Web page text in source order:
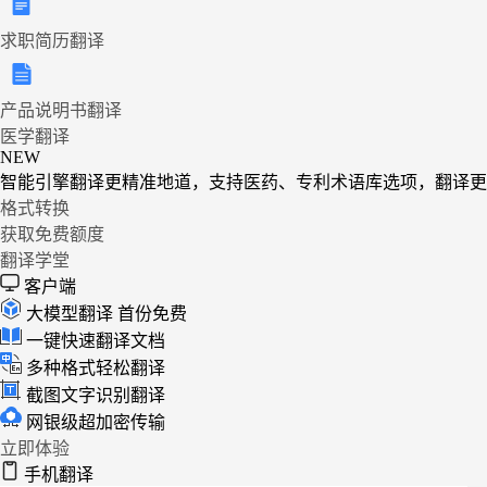
求职简历翻译
产品说明书翻译
医学翻译
NEW
智能引擎翻译更精准地道，支持医药、专利术语库选项，翻译
格式转换
获取免费额度
翻译学堂
客户端
大模型翻译 首份免费
一键快速翻译文档
多种格式轻松翻译
截图文字识别翻译
网银级超加密传输
立即体验
手机翻译